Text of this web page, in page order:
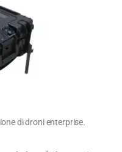
di droni enterprise.